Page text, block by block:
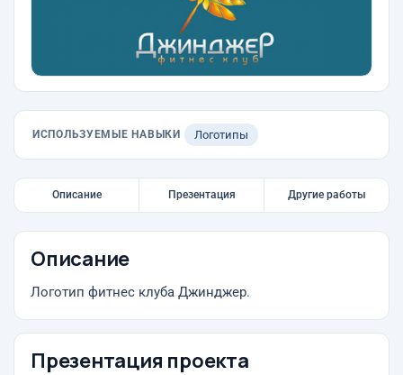
ИСПОЛЬЗУЕМЫЕ НАВЫКИ Логотипы
Описание Презентация Другие работы
Описание
Логотип фитнес клуба Джинджер.
Презентация проекта